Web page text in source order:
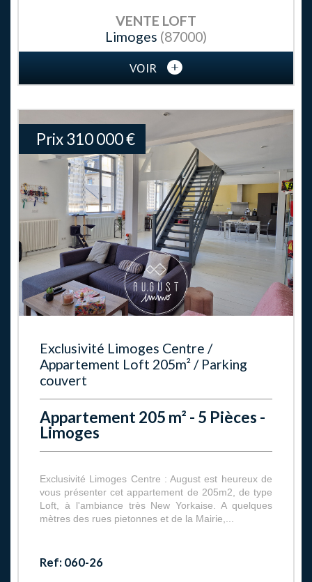
VENTE LOFT
Limoges (87000)
VOIR
Prix310 000€
Exclusivité Limoges Centre /
Appartement Loft 205m² / Parking
couvert
Appartement 205 m² - 5 Pièces -
Limoges
Exclusivité Limoges Centre : August est heureux de
vous présenter cet appartement de 205m2, de type
Loft, à l'ambiance très New Yorkaise. A quelques
mètres des rues pietonnes et de la Mairie,...
Ref: 060-26